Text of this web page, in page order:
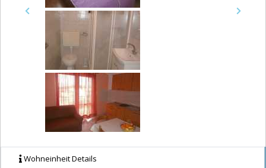
Previous Next
Wohneinheit Details